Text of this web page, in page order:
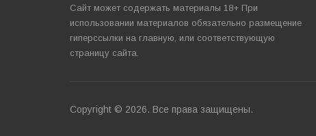
Сайт может содержать материалы 18+ При
использовании материалов обязательно размещение
гиперссылки на главную, или соответствующую
страницу сайта.
Copyright © 2026. Все права защищены.